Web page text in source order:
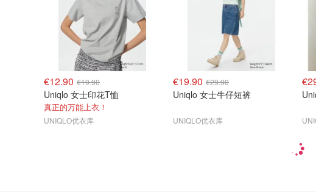
€12.90 €19.90
Uniqlo 女士印花T恤
真正的万能上衣！
UNIQLO优衣库
€19.90 €29.90
Uniqlo 女士牛仔短裤
UNIQLO优衣库